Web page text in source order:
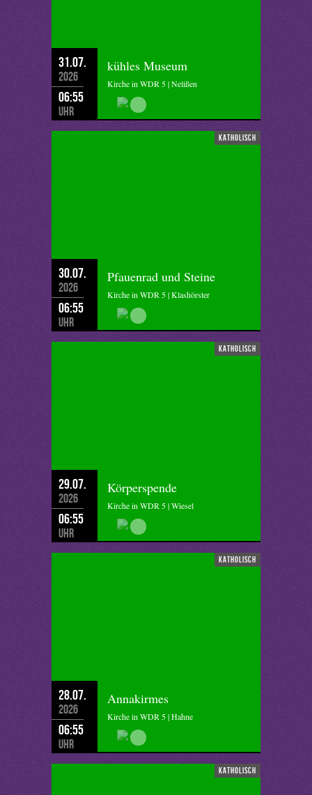
31.07.
2026
06:55
Uhr
kühles Museum
Kirche in WDR 5 | Nelißen
katholisch
30.07.
2026
06:55
Uhr
Pfauenrad und Steine
Kirche in WDR 5 | Klashörster
katholisch
29.07.
2026
06:55
Uhr
Körperspende
Kirche in WDR 5 | Wiesel
katholisch
28.07.
2026
06:55
Uhr
Annakirmes
Kirche in WDR 5 | Hahne
katholisch